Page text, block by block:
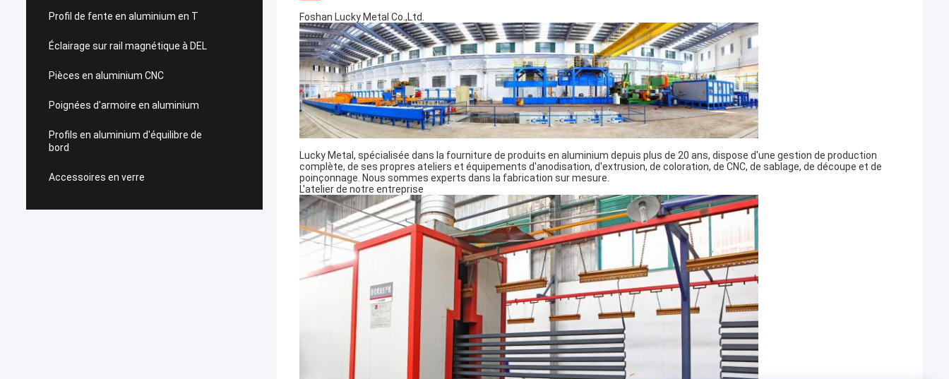
Profil de fente en aluminium en T
Éclairage sur rail magnétique à DEL
Pièces en aluminium CNC
Poignées d'armoire en aluminium
Profils en aluminium d'équilibre de
bord
Accessoires en verre
Foshan Lucky Metal Co.,Ltd.
Lucky Metal, spécialisée dans la fourniture de produits en aluminium depuis plus de 20 ans, dispose d'une gestion de production
complète, de ses propres ateliers et équipements d'anodisation, d'extrusion, de coloration, de CNC, de sablage, de découpe et de
poinçonnage. Nous sommes experts dans la fabrication sur mesure.
L'atelier de notre entreprise